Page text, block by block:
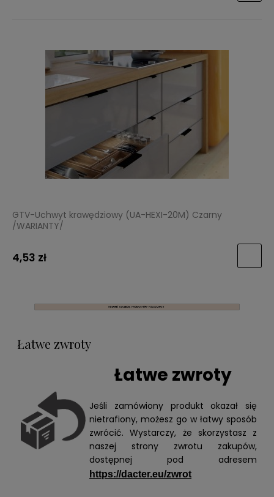
GTV-Uchwyt krawędziowy (UA-HEXI-20M) Czarny
/WARIANTY/
4,53 zł
Łatwe zwroty
Łatwe zwroty
Jeśli zamówiony produkt okazał się
nietrafiony, możesz go w łatwy sposób
zwrócić. Wystarczy, że skorzystasz z
naszej strony zwrotu zakupów,
dostępnej pod adresem
https://dacter.eu/zwrot